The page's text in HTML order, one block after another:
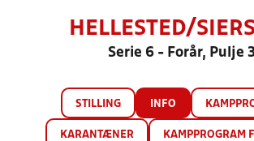
HELLESTED/
Serie 6 - Forår, Pulje
STILLING INFO
KARANTÆNER KAMPPROGRAM